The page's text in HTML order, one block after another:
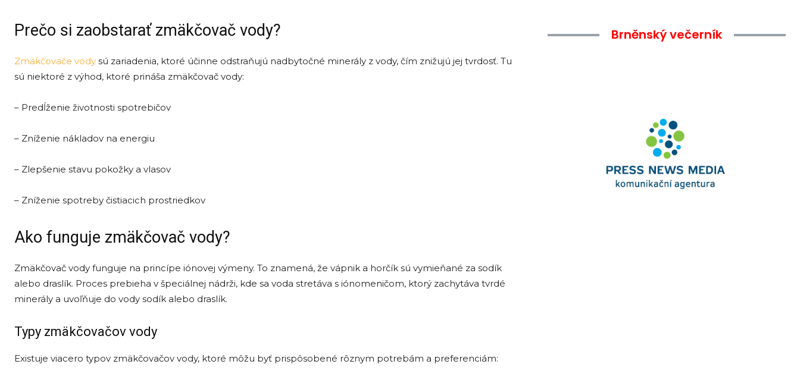
Prečo si zaobstarať zmäkčovač vody?
Zmäkčovače vody sú zariadenia, ktoré účinne odstraňujú nadbytočné minerály z vody, čím znižujú jej tvrdosť. Tu
sú niektoré z výhod, ktoré prináša zmäkčovač vody:
– Predĺženie životnosti spotrebičov
– Zníženie nákladov na energiu
– Zlepšenie stavu pokožky a vlasov
– Zníženie spotreby čistiacich prostriedkov
Ako funguje zmäkčovač vody?
Zmäkčovač vody funguje na princípe iónovej výmeny. To znamená, že vápnik a horčík sú vymieňané za sodík
alebo draslík. Proces prebieha v špeciálnej nádrži, kde sa voda stretáva s iónomeničom, ktorý zachytáva tvrdé
minerály a uvoľňuje do vody sodík alebo draslík.
Typy zmäkčovačov vody
Existuje viacero typov zmäkčovačov vody, ktoré môžu byť prispôsobené rôznym potrebám a preferenciám:
Brněnský večerník